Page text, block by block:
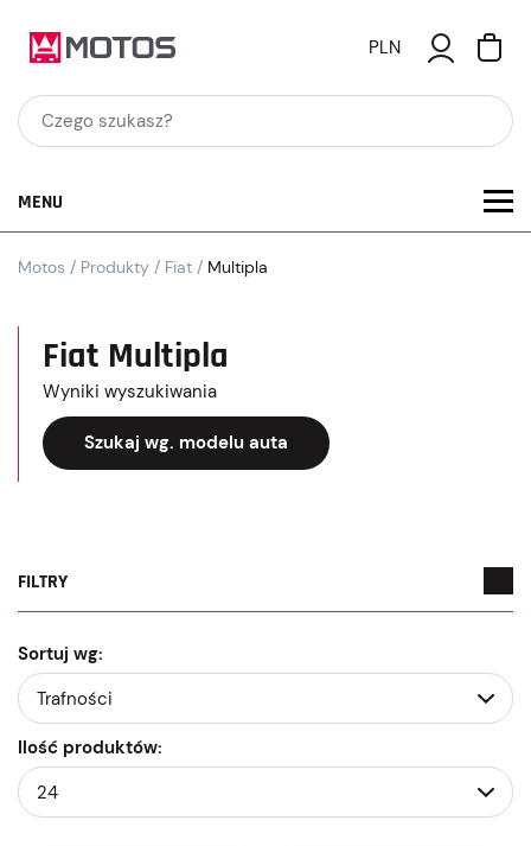
PLN
MENU
Motos / Produkty / Fiat / Multipla
Fiat Multipla
Wyniki wyszukiwania
Szukaj wg. modelu auta
FILTRY
Ilość produktów:
Sortuj wg: